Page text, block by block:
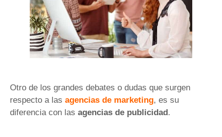
Otro de los grandes debates o dudas que surgen
respecto a las agencias de marketing, es su
diferencia con las agencias de publicidad .